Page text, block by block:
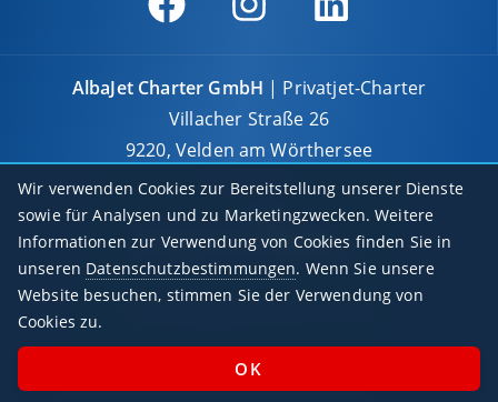
AlbaJet Charter GmbH | Privatjet-Charter
Villacher Straße 26
9220, Velden am Wörthersee
Österreich
Wir verwenden Cookies zur Bereitstellung unserer Dienste
sowie für Analysen und zu Marketingzwecken. Weitere
Informationen zur Verwendung von Cookies finden Sie in
unseren Datenschutzbestimmungen. Wenn Sie unsere
Website besuchen, stimmen Sie der Verwendung von
Cookies zu.